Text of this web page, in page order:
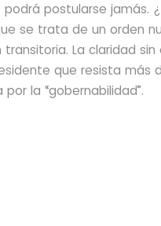
postularse jamás.
se trata de un orden
La claridad
que resista
la “gobernabilidad”.